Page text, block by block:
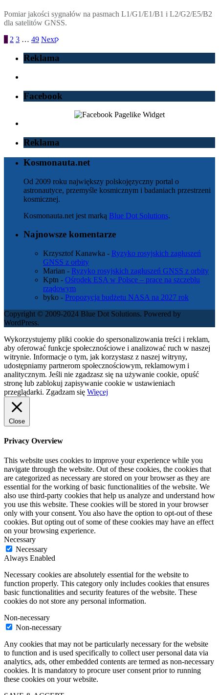
Pomiar jakości sygnałów na pasmach L1/G1/E1/B1 i L2/G2/E5/B2
dla satelitów GNSS.
1 2 3 … 49 Next
Reklama
Facebook
Reklama
Kosmonauta.net
Od 2009 roku największy polskojęzyczny portal o
astronautyce, przemyśle kosmicznym i badaniach przestrzeni
kosmicznej.
Kosmonauta.net jest marką Blue Dot Solutions.
Najnowsze komentarze
Krzysztof Kanawka - Ryzyko rosyjskich zagłuszeń
GNSS z orbity
Marian - Ryzyko rosyjskich zagłuszeń GNSS z orbity
Kptn - Ośrodek ESA w Polsce – prace na szczeblu
rządowym
byko - Propozycja budżetu NASA na 2027 rok
Copyright © 2009-2024 Blue Dot Solutions. Powered by
WordPress.
Wykorzystujemy pliki cookie do spersonalizowania treści i reklam,
aby oferować funkcje społecznościowe i analizować ruch w naszej
witrynie. Informacje o tym, jak korzystasz z naszej witryny,
udostępniamy partnerom społecznościowym, reklamowym i
analitycznym. Jeśli nie zgadzasz się na używanie cookie, opuść
stronę lub zablokuj zapisywanie cookie w ustawieniach
przeglądarki. Zgadzam się Więcej
Close
Privacy Overview
This website uses cookies to improve your experience while you
navigate through the website. Out of these cookies, the cookies that
are categorized as necessary are stored on your browser as they are
essential for the working of basic functionalities of the website. We
also use third-party cookies that help us analyze and understand how
you use this website. These cookies will be stored in your browser
only with your consent. You also have the option to opt-out of these
cookies. But opting out of some of these cookies may have an effect
on your browsing experience.
Necessary
Necessary
Always Enabled
Necessary cookies are absolutely essential for the website to
function properly. This category only includes cookies that ensures
basic functionalities and security features of the website. These
cookies do not store any personal information.
Non-necessary
Non-necessary
Any cookies that may not be particularly necessary for the website
to function and is used specifically to collect user personal data via
analytics, ads, other embedded contents are termed as non-necessary
cookies. It is mandatory to procure user consent prior to running
these cookies on your website.